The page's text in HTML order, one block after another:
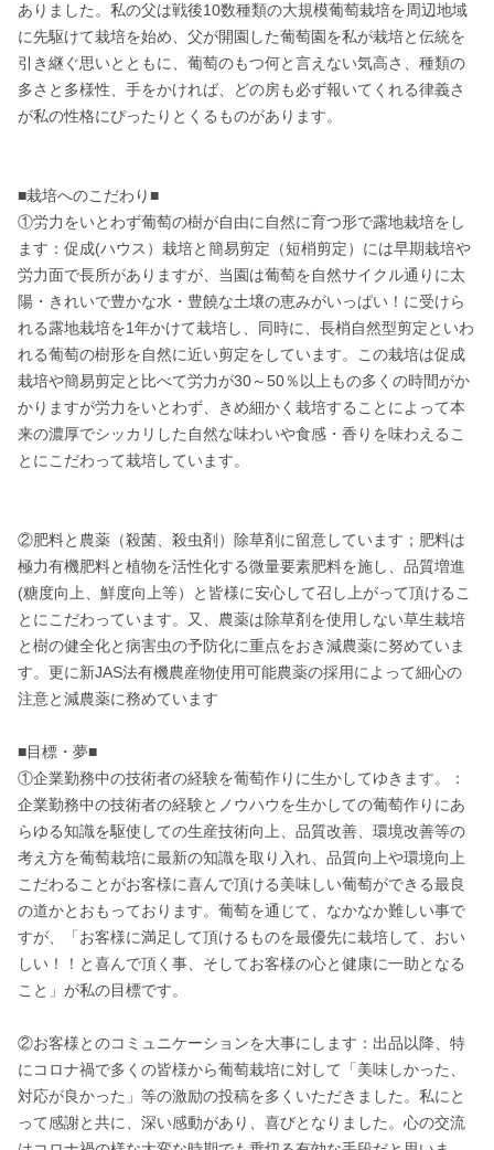
ありました。私の父は戦後10数種類の大規模葡萄栽培を周辺地域
に先駆けて栽培を始め、父が開園した葡萄園を私が栽培と伝統を
引き継ぐ思いとともに、葡萄のもつ何と言えない気高さ、種類の
多さと多様性、手をかければ、どの房も必ず報いてくれる律義さ
が私の性格にぴったりとくるものがあります。
■栽培へのこだわり■
①労力をいとわず葡萄の樹が自由に自然に育つ形で露地栽培をし
ます：促成(ハウス）栽培と簡易剪定（短梢剪定）には早期栽培や
労力面で長所がありますが、当園は葡萄を自然サイクル通りに太
陽・きれいで豊かな水・豊饒な土壌の恵みがいっぱい！に受けら
れる露地栽培を1年かけて栽培し、同時に、長梢自然型剪定といわ
れる葡萄の樹形を自然に近い剪定をしています。この栽培は促成
栽培や簡易剪定と比べて労力が30～50％以上もの多くの時間がか
かりますが労力をいとわず、きめ細かく栽培することによって本
来の濃厚でシッカリした自然な味わいや食感・香りを味わえるこ
とにこだわって栽培しています。
②肥料と農薬（殺菌、殺虫剤）除草剤に留意しています；肥料は
極力有機肥料と植物を活性化する微量要素肥料を施し、品質増進
(糖度向上、鮮度向上等）と皆様に安心して召し上がって頂けるこ
とにこだわっています。又、農薬は除草剤を使用しない草生栽培
と樹の健全化と病害虫の予防化に重点をおき減農薬に努めていま
す。更に新JAS法有機農産物使用可能農薬の採用によって細心の
注意と減農薬に務めています
■目標・夢■
①企業勤務中の技術者の経験を葡萄作りに生かしてゆきます。：
企業勤務中の技術者の経験とノウハウを生かしての葡萄作りにあ
らゆる知識を駆使しての生産技術向上、品質改善、環境改善等の
考え方を葡萄栽培に最新の知識を取り入れ、品質向上や環境向上
こだわることがお客様に喜んで頂ける美味しい葡萄ができる最良
の道かとおもっております。葡萄を通じて、なかなか難しい事で
すが、「お客様に満足して頂けるものを最優先に栽培して、おい
しい！！と喜んで頂く事、そしてお客様の心と健康に一助となる
こと」が私の目標です。
②お客様とのコミュニケーションを大事にします：出品以降、特
にコロナ禍で多くの皆様から葡萄栽培に対して「美味しかった、
対応が良かった」等の激励の投稿を多くいただきました。私にと
って感謝と共に、深い感動があり、喜びとなりました。心の交流